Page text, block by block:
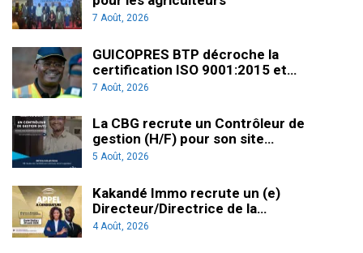
7 Août, 2026
GUICOPRES BTP décroche la
certification ISO 9001:2015 et…
7 Août, 2026
La CBG recrute un Contrôleur de
gestion (H/F) pour son site…
5 Août, 2026
Kakandé Immo recrute un (e)
Directeur/Directrice de la…
4 Août, 2026